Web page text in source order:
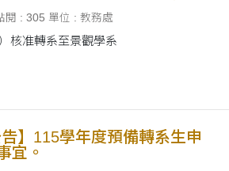
閱 : 305 單位 : 教務處
核准轉系至景觀學系
告】115學年度預備轉系生申
宜。